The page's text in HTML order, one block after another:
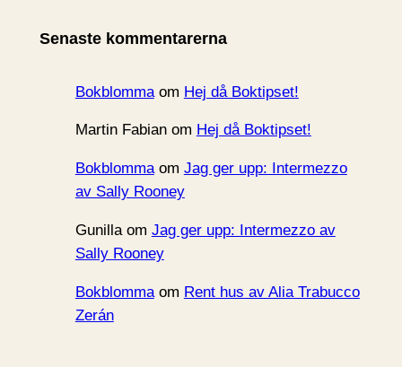
v
Senaste kommentarerna
Bokblommaom Hej då Boktipset!
Martin Fabianom Hej då Boktipset!
Bokblommaom Jag ger upp: Intermezzo
av Sally Rooney
Gunillaom Jag ger upp: Intermezzo av
Sally Rooney
Bokblommaom Rent hus av Alia Trabucco
Zerán